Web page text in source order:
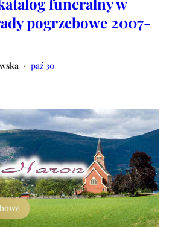
pogrzebowe 2007-
• paź 30